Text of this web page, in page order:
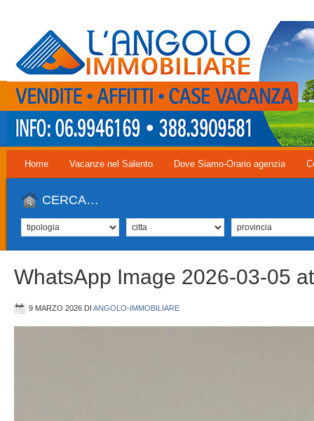
Home Vacanze nel Salento Dove Siamo-Orario agenzia
CERCA…
WhatsApp Image 2026-03-05
9 MARZO 2026 DI ANGOLO-IMMOBILIARE